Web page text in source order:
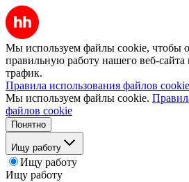
Мы используем файлы cookie, чтобы
правильную работу нашего веб-сайта
трафик.
Правила использования файлов cookie
Мы используем файлы cookie.
файлов cookie
Понятно
Ищу работу
Ищу работу
Ищу работу